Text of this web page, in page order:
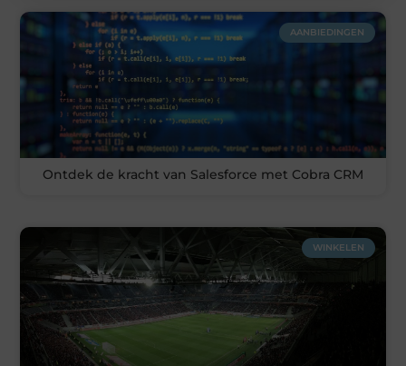
AANBIEDINGEN
Ontdek de kracht van Salesforce met Cobra CRM
WINKELEN